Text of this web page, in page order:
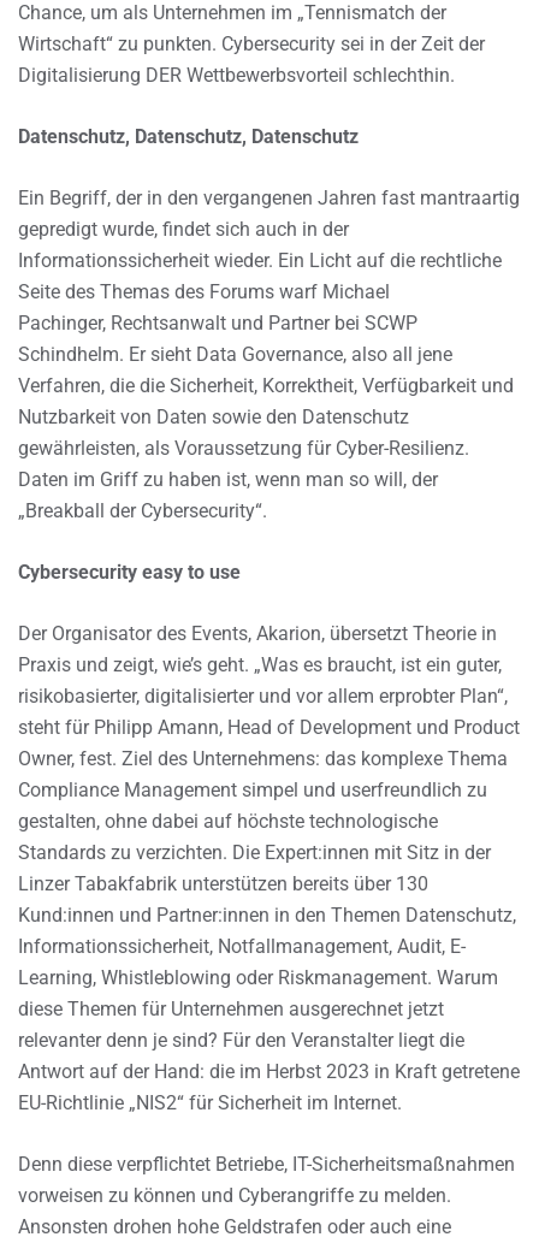
Chance, um als Unternehmen im „Tennismatch der
Wirtschaft“ zu punkten. Cybersecurity sei in der Zeit der
Digitalisierung DER Wettbewerbsvorteil schlechthin.
Datenschutz, Datenschutz, Datenschutz
Ein Begriff, der in den vergangenen Jahren fast mantraartig
gepredigt wurde, findet sich auch in der
Informationssicherheit wieder. Ein Licht auf die rechtliche
Seite des Themas des Forums warf Michael
Pachinger, Rechtsanwalt und Partner bei SCWP
Schindhelm. Er sieht Data Governance, also all jene
Verfahren, die die Sicherheit, Korrektheit, Verfügbarkeit und
Nutzbarkeit von Daten sowie den Datenschutz
gewährleisten, als Voraussetzung für Cyber-Resilienz.
Daten im Griff zu haben ist, wenn man so will, der
„Breakball der Cybersecurity“.
Cybersecurity easy to use
Der Organisator des Events, Akarion, übersetzt Theorie in
Praxis und zeigt, wie’s geht. „Was es braucht, ist ein guter,
risikobasierter, digitalisierter und vor allem erprobter Plan“,
steht für Philipp Amann, Head of Development und Product
Owner, fest. Ziel des Unternehmens: das komplexe Thema
Compliance Management simpel und userfreundlich zu
gestalten, ohne dabei auf höchste technologische
Standards zu verzichten. Die Expert:innen mit Sitz in der
Linzer Tabakfabrik unterstützen bereits über 130
Kund:innen und Partner:innen in den Themen Datenschutz,
Informationssicherheit, Notfallmanagement, Audit, E-
Learning, Whistleblowing oder Riskmanagement. Warum
diese Themen für Unternehmen ausgerechnet jetzt
relevanter denn je sind? Für den Veranstalter liegt die
Antwort auf der Hand: die im Herbst 2023 in Kraft getretene
EU-Richtlinie „NIS2“ für Sicherheit im Internet.
Denn diese verpflichtet Betriebe, IT-Sicherheitsmaßnahmen
vorweisen zu können und Cyberangriffe zu melden.
Ansonsten drohen hohe Geldstrafen oder auch eine